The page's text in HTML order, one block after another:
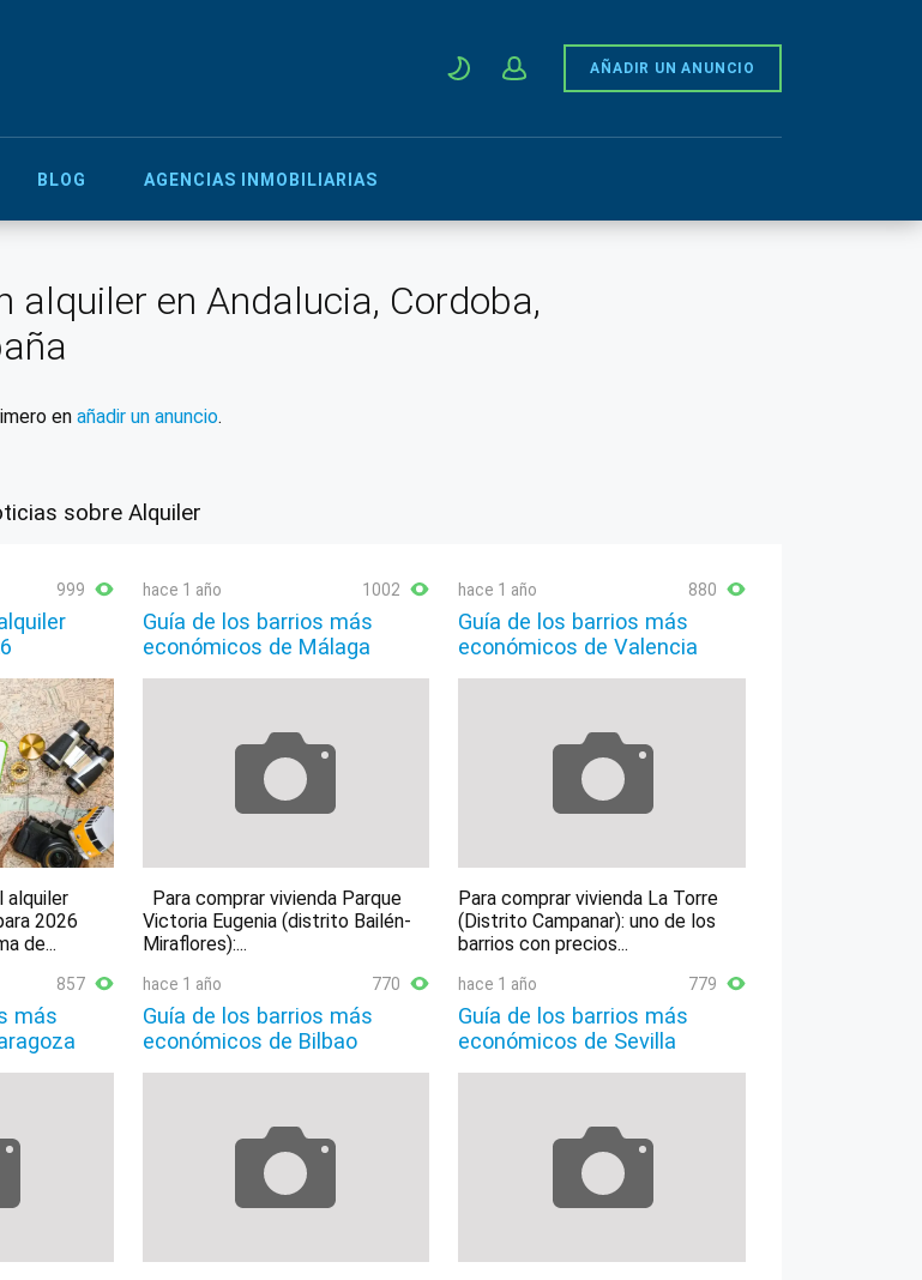
AÑADIR UN ANUNCIO
BLOG AGENCIAS INMOBILIARIAS
alquiler en Andalucia, Cordoba,
en añadir un anuncio.
sobre Alquiler
999
alquiler
2026
de...
hace 1 año 1002
Guía de los barrios más
económicos de Málaga
Para comprar vivienda Parque
Victoria Eugenia (distrito Bailén-
Miraflores):...
hace 1 año 880
Guía de los barrios más
económicos de Valencia
Para comprar vivienda La Torre
(Distrito Campanar): uno de los
barrios con precios...
857
más
hace 1 año 770
Guía de los barrios más
económicos de Bilbao
hace 1 año 779
Guía de los barrios más
económicos de Sevilla